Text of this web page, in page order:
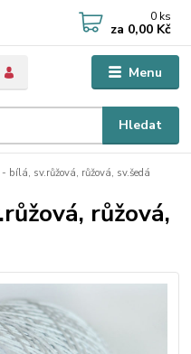
Menu
Hledat
0 ks
za 0,00 Kč
bílá, sv.růžová, růžová, sv.šedá
růžová,